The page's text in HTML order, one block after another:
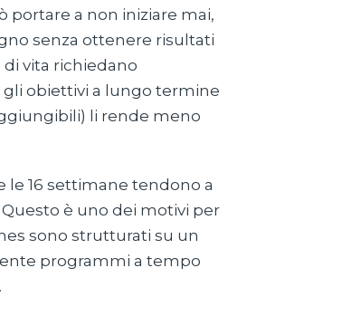
portare a non iniziare mai,
senza ottenere risultati
vita richiedano
obiettivi a lungo termine
li rende meno
le 16 settimane tendono a
è uno dei motivi per
sono strutturati su un
programmi a tempo